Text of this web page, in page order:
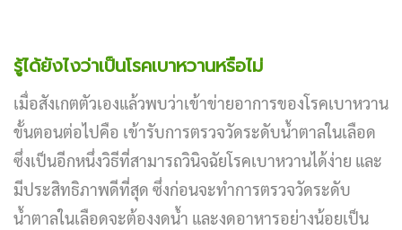
รู้ได้ยังไงว่าเป็นโรคเบาหวานหรือไม่
เมื่อสังเกตตัวเองแล้วพบว่าเข้าข่ายอาการของโรคเบาหวาน
ขั้นตอนต่อไปคือ เข้ารับการตรวจวัดระดับน้ำตาลในเลือด
ซึ่งเป็นอีกหนึ่งวิธีที่สามารถวินิจฉัยโรคเบาหวานได้ง่าย และ
มีประสิทธิภาพดีที่สุด ซึ่งก่อนจะทำการตรวจวัดระดับ
น้ำตาลในเลือดจะต้องงดน้ำ และงดอาหารอย่างน้อยเป็น